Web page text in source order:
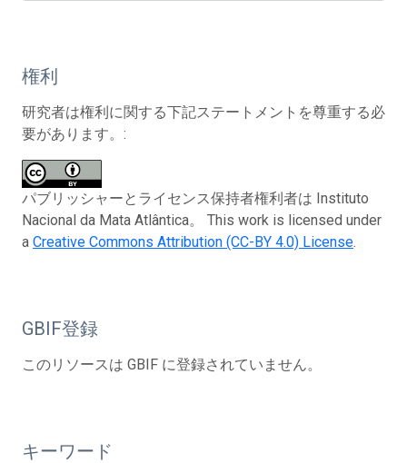
権利
研究者は権利に関する下記ステートメントを尊重する必
要があります。:
パブリッシャーとライセンス保持者権利者は Instituto
Nacional da Mata Atlântica。 This work is licensed under
a Creative Commons Attribution (CC-BY 4.0) License.
GBIF登録
このリソースは GBIF に登録されていません。
キーワード